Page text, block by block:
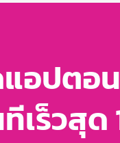
อปตอ
เร็วสุด